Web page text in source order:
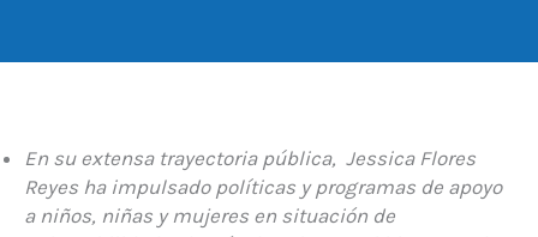
En su extensa trayectoria pública, Jessica Flores
Reyes ha impulsado políticas y programas de apoyo
a niños, niñas y mujeres en situación de